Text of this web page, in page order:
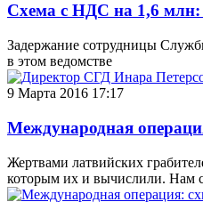
Схема с НДС на 1,6
Задержание сотрудницы
в этом ведомстве
9 Марта 2016 17:17
Международная
Жертвами латвийских
которым их и вычислили. Нам